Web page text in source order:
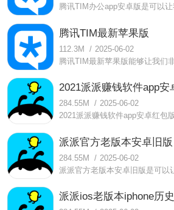
腾讯TIM最新苹果版
112.3M / 2025-06-02
2021派派赚钱软件app安
284.55M / 2025-06-02
派派官方老版本安卓旧版
284.55M / 2025-06-02
派派ios老版本iphone历